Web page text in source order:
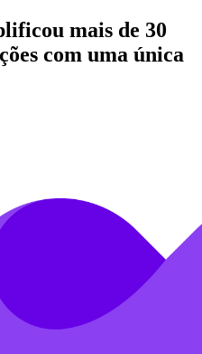
mais de 30
com uma única